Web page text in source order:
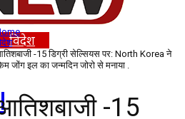
देश
विदेश
राज्य
उत्तर प्रदेश
-15 डिग्री सेल्सियस पर: North Korea ने
जोंग इल का जन्मदिन जोरो से मनाया .
-15